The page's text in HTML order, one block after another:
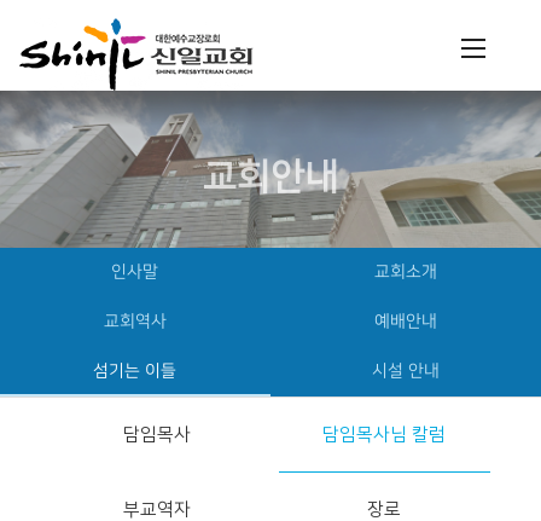
교회안내
인사말 교회소개
교회역사 예배안내
섬기는 이들 시설 안내
담임목사 담임목사님 칼럼
부교역자 장로